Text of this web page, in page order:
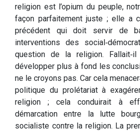
religion est l’opium du peuple,
façon parfaitement juste ; elle a
précédent qui doit servir de
interventions des
question de la religion.
développer plus à fond les
ne le croyons pas. Car cela
politique du prolétariat à
religion ; cela conduirait à
démarcation entre la lutte
socialiste contre la religion. La